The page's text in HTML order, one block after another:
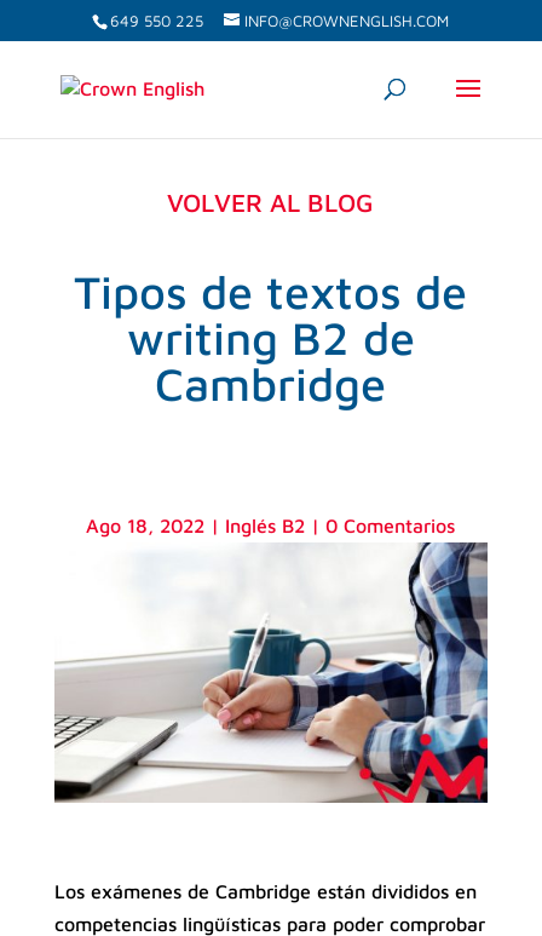
649 550 225 INFO@CROWNENGLISH.COM
VOLVER AL BLOG
Tipos de textos de
writing B2 de
Cambridge
Ago 18, 2022 | Inglés B2 |0 Comentarios
Los exámenes de Cambridge están divididos en
competencias lingüísticas para poder comprobar